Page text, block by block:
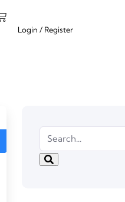
Login / Register